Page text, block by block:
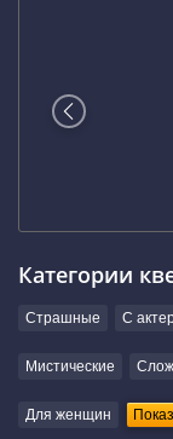
Категории
Страшные С
Мистические
Для женщин